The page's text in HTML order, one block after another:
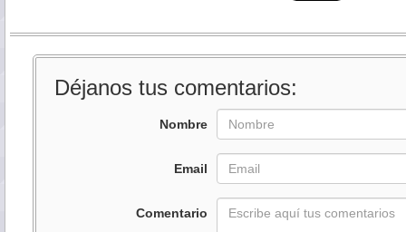
Déjanos tus comentarios:
Nombre
Email
Comentario